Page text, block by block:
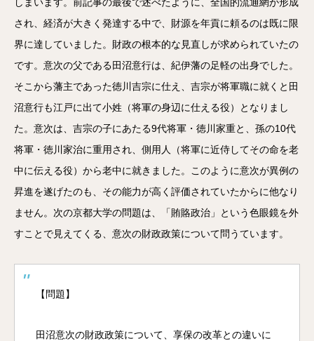
され、経済が大きく発達する中で、財源を年貢に頼るのは既に限
界に達していました。財政の根本的な見直しが求められていたの
です。意次の父である田沼意行は、紀伊藩の足軽の出身でした。
そこから藩主であった徳川吉宗に仕え、吉宗が将軍職に就くと田
沼意行も江戸に出て小姓（将軍の身辺に仕える役）となりまし
た。意次は、吉宗の子にあたる9代将軍・徳川家重と、孫の10代
将軍・徳川家治に重用され、側用人（将軍に近侍してその命を老
中に伝える役）から老中に就きました。このように意次が異例の
昇進を遂げたのも、その能力が高く評価されていたからに他なり
ません。次の京都大学の問題は、「賄賂政治」という色眼鏡を外
すことで見えてくる、意次の財政政策について問うています。
【問題】
田沼意次の財政政策について、享保の改革との違いに